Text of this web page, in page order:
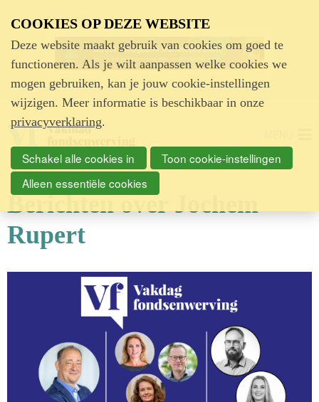
Advertentie
Berichten over Jochem
Rupert
COOKIES OP DEZE WEBSITE
Deze website maakt gebruik van cookies om goed te
functioneren. Als je wilt aanpassen welke cookies we
mogen gebruiken, kan je jouw cookie-instellingen
wijzigen. Meer informatie is beschikbaar in onze
privacyverklaring.
Schakel alle cookies in
Toon cookie-instellingen
Alleen essentiële cookies